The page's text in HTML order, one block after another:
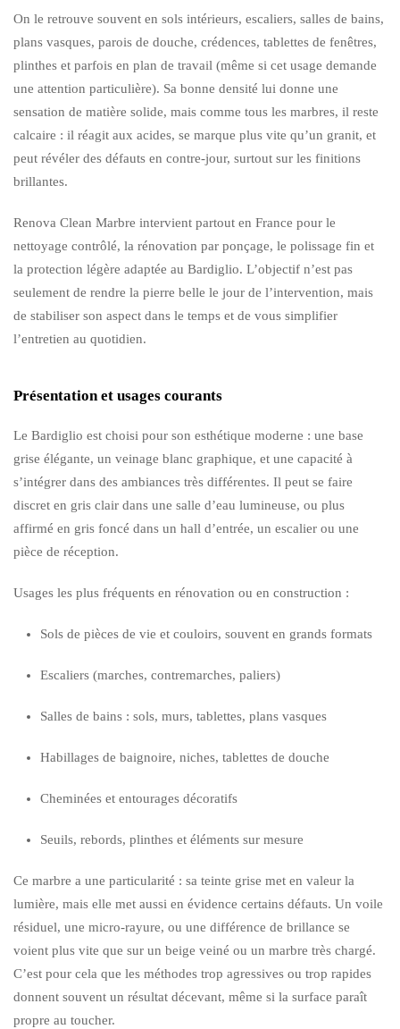
On le retrouve souvent en sols intérieurs, escaliers, salles de bains,
plans vasques, parois de douche, crédences, tablettes de fenêtres,
plinthes et parfois en plan de travail (même si cet usage demande
une attention particulière). Sa bonne densité lui donne une
sensation de matière solide, mais comme tous les marbres, il reste
calcaire : il réagit aux acides, se marque plus vite qu’un granit, et
peut révéler des défauts en contre-jour, surtout sur les finitions
brillantes.
Renova Clean Marbre intervient partout en France pour le
nettoyage contrôlé, la rénovation par ponçage, le polissage fin et
la protection légère adaptée au Bardiglio. L’objectif n’est pas
seulement de rendre la pierre belle le jour de l’intervention, mais
de stabiliser son aspect dans le temps et de vous simplifier
l’entretien au quotidien.
Présentation et usages courants
Le Bardiglio est choisi pour son esthétique moderne : une base
grise élégante, un veinage blanc graphique, et une capacité à
s’intégrer dans des ambiances très différentes. Il peut se faire
discret en gris clair dans une salle d’eau lumineuse, ou plus
affirmé en gris foncé dans un hall d’entrée, un escalier ou une
pièce de réception.
Usages les plus fréquents en rénovation ou en construction :
Sols de pièces de vie et couloirs, souvent en grands formats
Escaliers (marches, contremarches, paliers)
Salles de bains : sols, murs, tablettes, plans vasques
Habillages de baignoire, niches, tablettes de douche
Cheminées et entourages décoratifs
Seuils, rebords, plinthes et éléments sur mesure
Ce marbre a une particularité : sa teinte grise met en valeur la
lumière, mais elle met aussi en évidence certains défauts. Un voile
résiduel, une micro-rayure, ou une différence de brillance se
voient plus vite que sur un beige veiné ou un marbre très chargé.
C’est pour cela que les méthodes trop agressives ou trop rapides
donnent souvent un résultat décevant, même si la surface paraît
propre au toucher.